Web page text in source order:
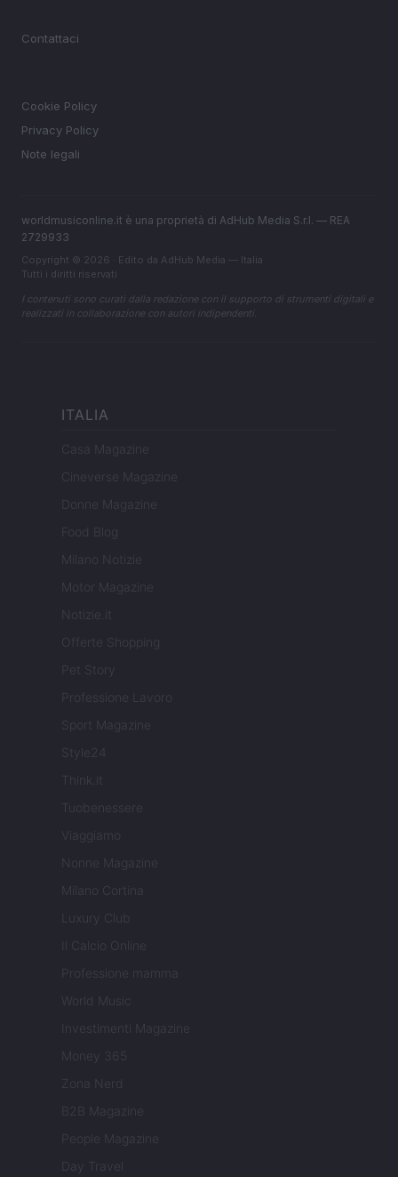
Contattaci
Cookie Policy
Privacy Policy
Note legali
worldmusiconline.it è una proprietà di AdHub Media S.r.l. — REA
2729933
Copyright © 2026 · Edito da AdHub Media — Italia
Tutti i diritti riservati
I contenuti sono curati dalla redazione con il supporto di strumenti digitali e
realizzati in collaborazione con autori indipendenti.
ITALIA
Casa Magazine
Cineverse Magazine
Donne Magazine
Food Blog
Milano Notizie
Motor Magazine
Notizie.it
Offerte Shopping
Pet Story
Professione Lavoro
Sport Magazine
Style24
Think.it
Tuobenessere
Viaggiamo
Nonne Magazine
Milano Cortina
Luxury Club
Il Calcio Online
Professione mamma
World Music
Investimenti Magazine
Money 365
Zona Nerd
B2B Magazine
People Magazine
Day Travel